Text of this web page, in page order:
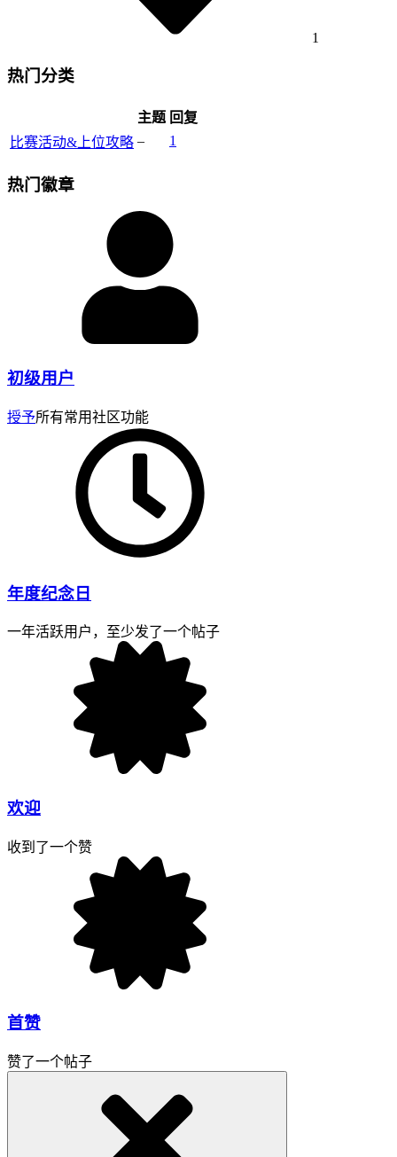
1
热门分类
主题 回复
比赛活动&上位攻略 – 1
热门徽章
初级用户
授予所有常用社区功能
年度纪念日
一年活跃用户，至少发了一个帖子
欢迎
收到了一个赞
首赞
赞了一个帖子